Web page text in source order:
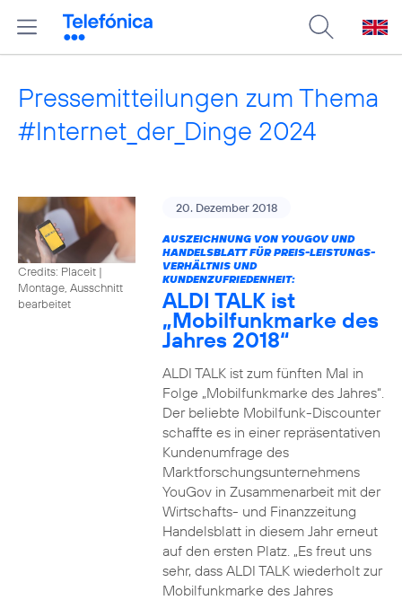
Pressemitteilungen zum Thema
#Internet_der_Dinge 2024
Credits: Placeit |
Montage, Ausschnitt
bearbeitet
20. Dezember 2018
AUSZEICHNUNG VON YOUGOV UND
HANDELSBLATT FÜR PREIS-LEISTUNGS-
VERHÄLTNIS UND
KUNDENZUFRIEDENHEIT:
ALDI TALK ist
„Mobilfunkmarke des
Jahres 2018“
ALDI TALK ist zum fünften Mal in
Folge „Mobilfunkmarke des Jahres“.
Der beliebte Mobilfunk-Discounter
schaffte es in einer repräsentativen
Kundenumfrage des
Marktforschungsunternehmens
YouGov in Zusammenarbeit mit der
Wirtschafts- und Finanzzeitung
Handelsblatt in diesem Jahr erneut
auf den ersten Platz. „Es freut uns
sehr, dass ALDI TALK wiederholt zur
Mobilfunkmarke des Jahres